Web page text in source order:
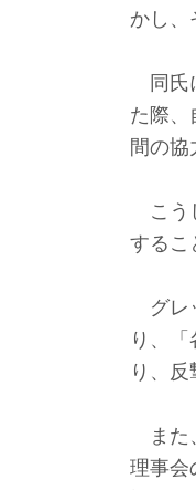
かし、
同氏
た際、
間の協
こう
するこ
グレ
り、
り、反
また
理事会